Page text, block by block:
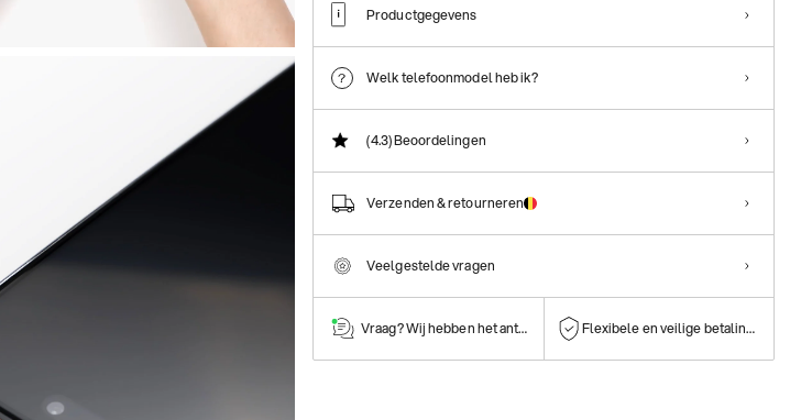
Productgegevens
Welk telefoonmodel heb ik?
(4.3)Beoordelingen
Verzenden & retourneren
Veelgestelde vragen
Vraag? Wij hebben het antwoord! Flexibele en veilige betalingen